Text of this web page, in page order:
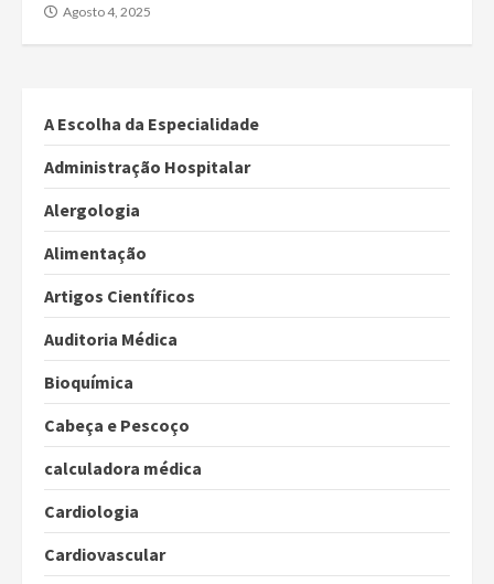
Agosto 4, 2025
A Escolha da Especialidade
Administração Hospitalar
Alergologia
Alimentação
Artigos Científicos
Auditoria Médica
Bioquímica
Cabeça e Pescoço
calculadora médica
Cardiologia
Cardiovascular